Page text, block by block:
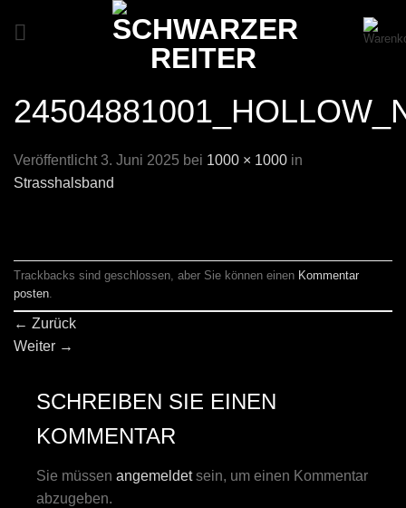
Veröffentlicht 3. Juni 2025 bei 1000 × 1000 in
Strasshalsband
Trackbacks sind geschlossen, aber Sie können einen Kommentar
posten.
← Zurück
Weiter →
SCHREIBEN SIE EINEN
KOMMENTAR
Sie müssen angemeldetsein, um einen Kommentar
abzugeben.